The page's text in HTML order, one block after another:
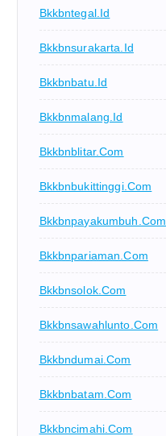
Bkkbntegal.id
Bkkbnsurakarta.id
Bkkbnbatu.id
Bkkbnmalang.id
Bkkbnblitar.com
Bkkbnbukittinggi.com
Bkkbnpayakumbuh.com
Bkkbnpariaman.com
Bkkbnsolok.com
Bkkbnsawahlunto.com
Bkkbndumai.com
Bkkbnbatam.com
Bkkbncimahi.com